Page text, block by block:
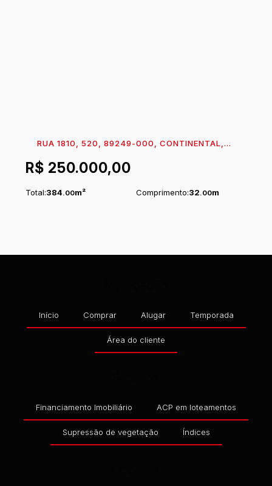
R$ 250.000,00
RUA 1810, 520, 89249-000, CONTINENTAL,
Total:384.00m² Comprimento:32.00m
Início Comprar Alugar Temporada
Área do cliente
Financiamento Imobiliário ACP em loteamentos
Supressão de vegetação Índices